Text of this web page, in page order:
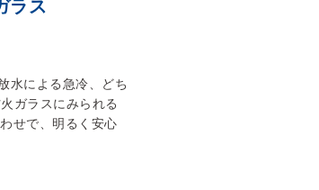
ラス
水による急冷、どち
ガラスにみられる
せで、明るく安心